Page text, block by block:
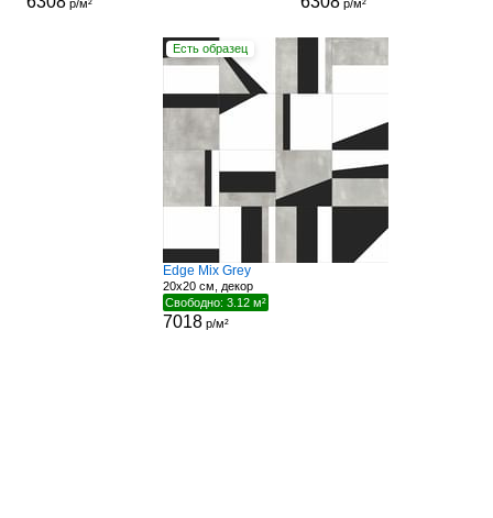
р/м² р/м²
Есть образец
Edge Mix Grey
20x20 см, декор
Свободно: 3.12 м²
7018 р/м²